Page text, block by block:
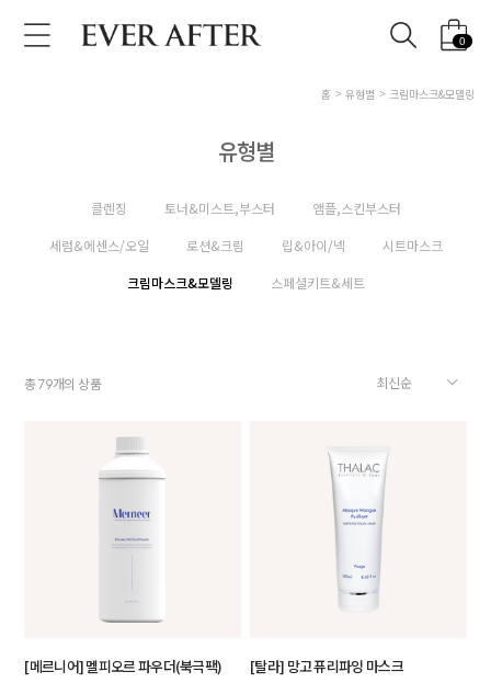
0
홈 유형별 크림마스크&모델링
유형별
클렌징 토너&미스트,부스터
앰플,스킨부스터
세럼&에센스/오일
로션&크림 립&아이/넥
시트마스크
크림마스크&모델링
스페셜키트&세트
총79개의 상품
[메르니어] 멜피오르 파우더(북극팩) [탈라] 망고 퓨리파잉 마스크